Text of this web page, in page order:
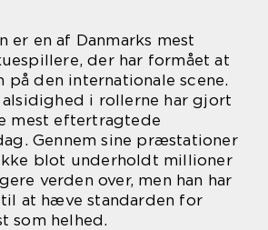
er en af Danmarks mest
der har formået at
på den internationale scene.
alsidighed i rollerne har gjort
mest eftertragtede
Gennem sine præstationer
blot underholdt millioner
verden over, men han har
at hæve standarden for
som helhed.